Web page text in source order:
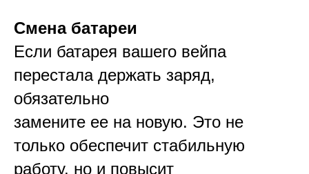
Смена батареи
Если батарея вашего вейпа
перестала держать заряд,
обязательно
замените ее на новую. Это не
только обеспечит стабильную
работу, но и повысит